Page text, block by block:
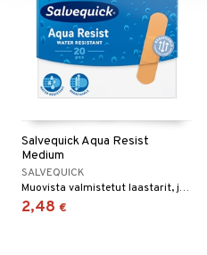
Salvequick Aqua Resist
Medium
SALVEQUICK
Muovista valmistetut laastarit, jotka ovat sekä veden- että likaahylkivät.
2,48 €